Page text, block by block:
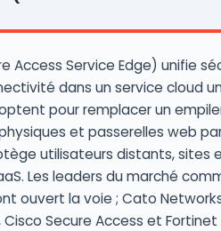
unif ...
Access Service Edge) unifie
dans un service cloud
pour remplacer un
et passerelles web
utilisateurs distants, sites
Les leaders du marché
ouvert la voie ; Cato
Secure Access et Fortinet